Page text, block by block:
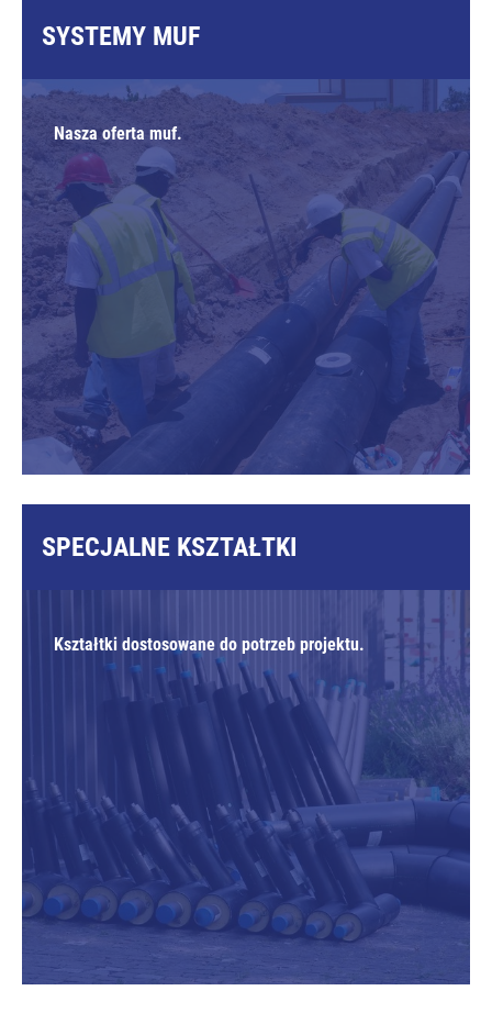
SYSTEMY MUF
Nasza oferta muf.
SPECJALNE KSZTAŁTKI
Kształtki dostosowane do potrzeb projektu.